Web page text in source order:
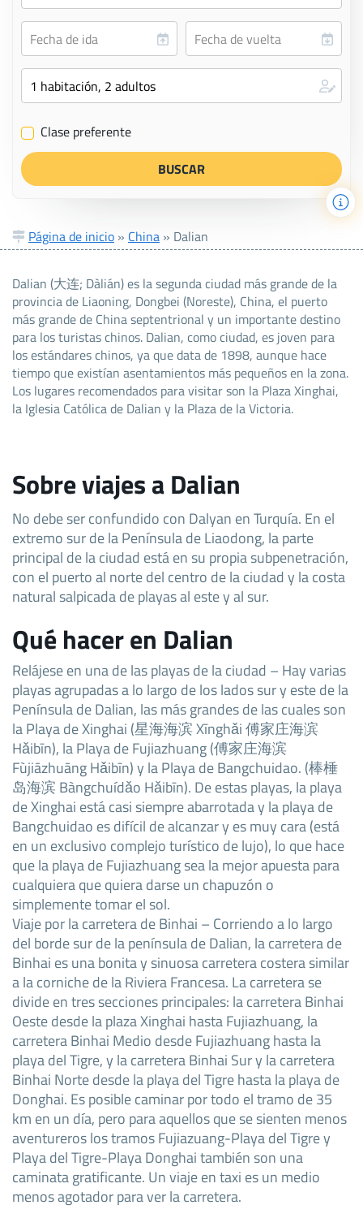
✔ Clase preferente
Página de inicio » China » Dalian
Dalian (大连; Dàlián) es la segunda ciudad más grande de la
provincia de Liaoning, Dongbei (Noreste), China, el puerto
más grande de China septentrional y un importante destino
para los turistas chinos. Dalian, como ciudad, es joven para
los estándares chinos, ya que data de 1898, aunque hace
tiempo que existían asentamientos más pequeños en la zona.
Los lugares recomendados para visitar son la Plaza Xinghai,
la Iglesia Católica de Dalian y la Plaza de la Victoria.
Sobre viajes a Dalian
No debe ser confundido con Dalyan en Turquía. En el
extremo sur de la Península de Liaodong, la parte
principal de la ciudad está en su propia subpenetración,
con el puerto al norte del centro de la ciudad y la costa
natural salpicada de playas al este y al sur.
Qué hacer en Dalian
Relájese en una de las playas de la ciudad – Hay varias
playas agrupadas a lo largo de los lados sur y este de la
Península de Dalian, las más grandes de las cuales son
la Playa de Xinghai (星海海滨 Xīnghǎi 傅家庄海滨
Hǎibīn), la Playa de Fujiazhuang (傅家庄海滨
Fùjiāzhuāng Hǎibīn) y la Playa de Bangchuidao. (棒棰
岛海滨 Bàngchuídǎo Hǎibīn). De estas playas, la playa
de Xinghai está casi siempre abarrotada y la playa de
Bangchuidao es difícil de alcanzar y es muy cara (está
en un exclusivo complejo turístico de lujo), lo que hace
que la playa de Fujiazhuang sea la mejor apuesta para
cualquiera que quiera darse un chapuzón o
simplemente tomar el sol.
Viaje por la carretera de Binhai – Corriendo a lo largo
del borde sur de la península de Dalian, la carretera de
Binhai es una bonita y sinuosa carretera costera similar
a la corniche de la Riviera Francesa. La carretera se
divide en tres secciones principales: la carretera Binhai
Oeste desde la plaza Xinghai hasta Fujiazhuang, la
carretera Binhai Medio desde Fujiazhuang hasta la
playa del Tigre, y la carretera Binhai Sur y la carretera
Binhai Norte desde la playa del Tigre hasta la playa de
Donghai. Es posible caminar por todo el tramo de 35
km en un día, pero para aquellos que se sienten menos
aventureros los tramos Fujiazuang-Playa del Tigre y
Playa del Tigre-Playa Donghai también son una
caminata gratificante. Un viaje en taxi es un medio
menos agotador para ver la carretera.